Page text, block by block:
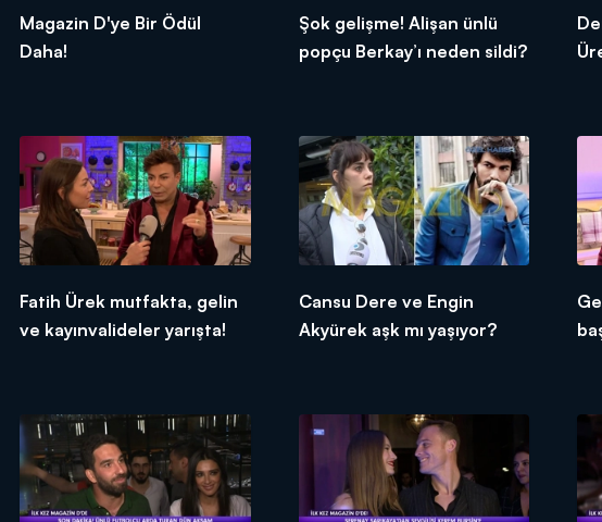
Magazin D'ye Bir Ödül
Daha!
Şok gelişme! Alişan ünlü
popçu Berkay’ı neden sildi?
Fatih Ürek mutfakta, gelin
ve kayınvalideler yarışta!
Cansu Dere ve Engin
Akyürek aşk mı yaşıyor?